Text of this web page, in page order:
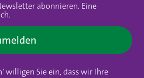
abonnieren. Eine
willigen Sie ein, dass wir Ihre